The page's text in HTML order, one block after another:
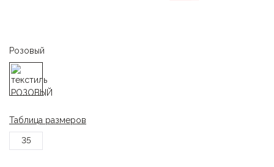
Розовый
Таблица размеров
35